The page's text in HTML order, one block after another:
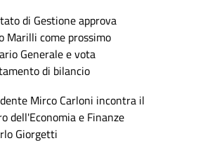
di Gestione approva
Marilli come prossimo
Generale e vota
di bilancio
Mirco Carloni incontra il
dell'Economia e Finanze
Giorgetti